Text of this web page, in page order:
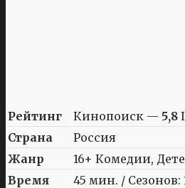
Рейтинг Кинопоиск — 5,8
Страна
Россия
Жанр
16+ Комедии,
Время
45 мин. / Сезонов: